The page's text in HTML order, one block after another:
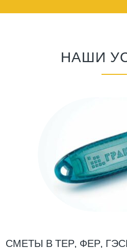
НАШИ
СМЕТЫ В ТЕР, ФЕР,